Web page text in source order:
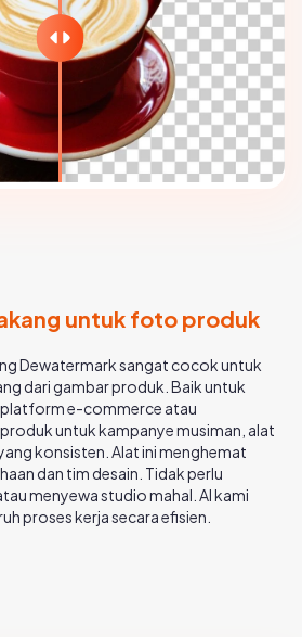
untuk foto produk
Dewatermark sangat cocok untuk
dari gambar produk. Baik untuk
e-commerce atau
untuk kampanye musiman, alat
konsisten. Alat ini menghemat
dan tim desain. Tidak perlu
menyewa studio mahal. AI kami
proses kerja secara efisien.